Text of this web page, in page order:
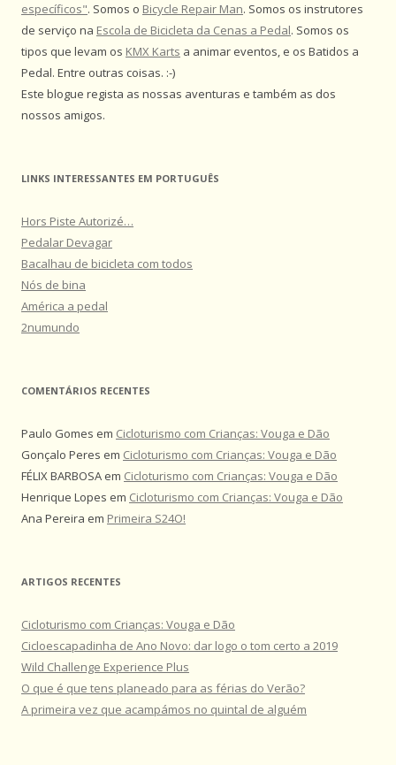
específicos". Somos o Bicycle Repair Man. Somos os instrutores
de serviço na Escola de Bicicleta da Cenas a Pedal. Somos os
tipos que levam os KMX Karts a animar eventos, e os Batidos a
Pedal. Entre outras coisas. :-)
Este blogue regista as nossas aventuras e também as dos
nossos amigos.
LINKS INTERESSANTES EM PORTUGUÊS
Hors Piste Autorizé…
Pedalar Devagar
Bacalhau de bicicleta com todos
Nós de bina
América a pedal
2numundo
COMENTÁRIOS RECENTES
Paulo Gomes em Cicloturismo com Crianças: Vouga e Dão
Gonçalo Peres em Cicloturismo com Crianças: Vouga e Dão
FÉLIX BARBOSA em Cicloturismo com Crianças: Vouga e Dão
Henrique Lopes em Cicloturismo com Crianças: Vouga e Dão
Ana Pereira em Primeira S24O!
ARTIGOS RECENTES
Cicloturismo com Crianças: Vouga e Dão
Cicloescapadinha de Ano Novo: dar logo o tom certo a 2019
Wild Challenge Experience Plus
O que é que tens planeado para as férias do Verão?
A primeira vez que acampámos no quintal de alguém